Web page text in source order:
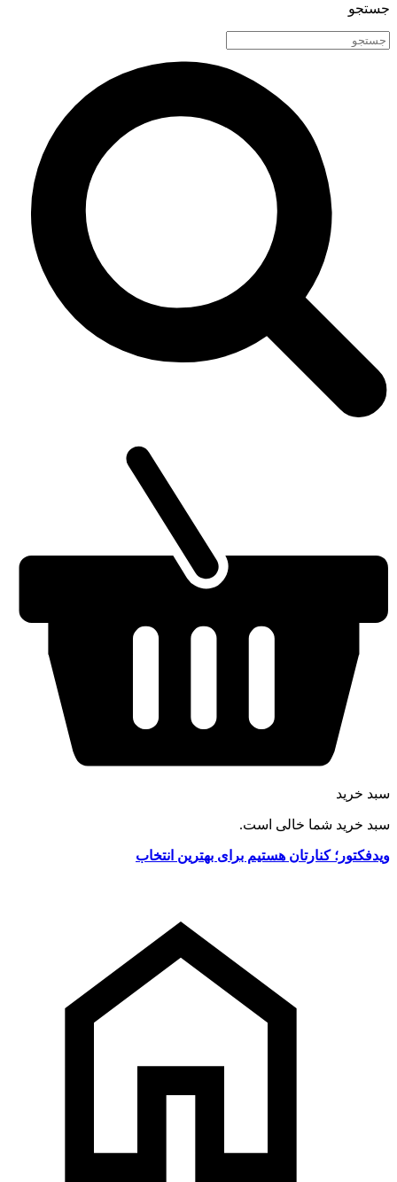
جستجو
سبد خرید
سبد خرید شما خالی است.
ویدفکتور؛ کنارتان هستیم برای بهترین انتخاب